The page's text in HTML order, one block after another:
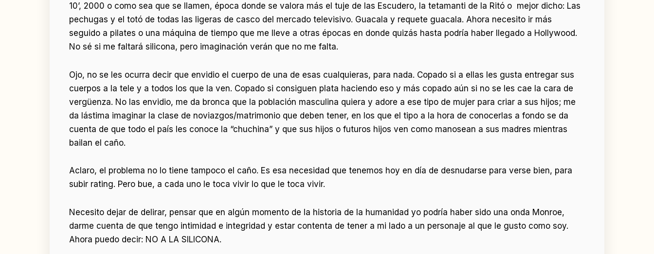
10’, 2000 o como sea que se llamen, época donde se valora más el tuje de las Escudero, la tetamanti de la Ritó o mejor dicho: Las
pechugas y el totó de todas las ligeras de casco del mercado televisivo. Guacala y requete guacala. Ahora necesito ir más
seguido a pilates o una máquina de tiempo que me lleve a otras épocas en donde quizás hasta podría haber llegado a Hollywood.
No sé si me faltará silicona, pero imaginación verán que no me falta.
Ojo, no se les ocurra decir que envidio el cuerpo de una de esas cualquieras, para nada. Copado si a ellas les gusta entregar sus
cuerpos a la tele y a todos los que la ven. Copado si consiguen plata haciendo eso y más copado aún si no se les cae la cara de
vergüenza. No las envidio, me da bronca que la población masculina quiera y adore a ese tipo de mujer para criar a sus hijos; me
da lástima imaginar la clase de noviazgos/matrimonio que deben tener, en los que el tipo a la hora de conocerlas a fondo se da
cuenta de que todo el país les conoce la “chuchina” y que sus hijos o futuros hijos ven como manosean a sus madres mientras
bailan el caño.
Aclaro, el problema no lo tiene tampoco el caño. Es esa necesidad que tenemos hoy en día de desnudarse para verse bien, para
subir rating. Pero bue, a cada uno le toca vivir lo que le toca vivir.
Necesito dejar de delirar, pensar que en algún momento de la historia de la humanidad yo podría haber sido una onda Monroe,
darme cuenta de que tengo intimidad e integridad y estar contenta de tener a mi lado a un personaje al que le gusto como soy.
Ahora puedo decir: NO A LA SILICONA.